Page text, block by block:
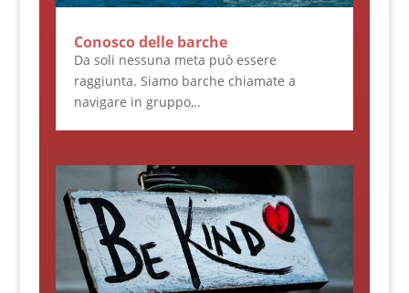
Conosco delle barche
Da soli nessuna meta può essere
raggiunta. Siamo barche chiamate a
navigare in gruppo,..